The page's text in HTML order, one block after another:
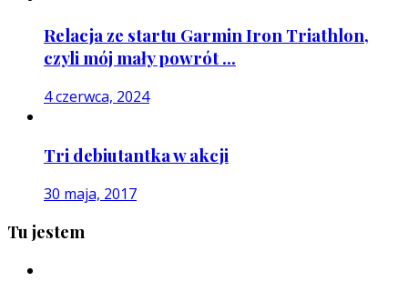
Relacja ze startu Garmin Iron Triathlon,
czyli mój mały powrót ...
4 czerwca, 2024
Tri debiutantka w akcji
30 maja, 2017
Tu jestem